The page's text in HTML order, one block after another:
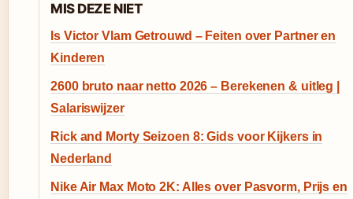
MIS DEZE NIET
Is Victor Vlam Getrouwd – Feiten over Partner en
Kinderen
2600 bruto naar netto 2026 – Berekenen & uitleg |
Salariswijzer
Rick and Morty Seizoen 8: Gids voor Kijkers in
Nederland
Nike Air Max Moto 2K: Alles over Pasvorm, Prijs en